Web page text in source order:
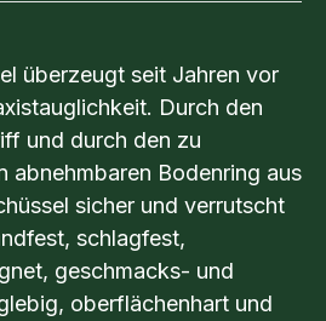
überzeugt seit Jahren vor
Durch den
und durch den zu
abnehmbaren Bodenring aus
sicher und verrutscht
schlagfest,
geschmacks- und
oberflächenhart und